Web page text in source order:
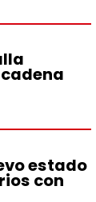
estado
con